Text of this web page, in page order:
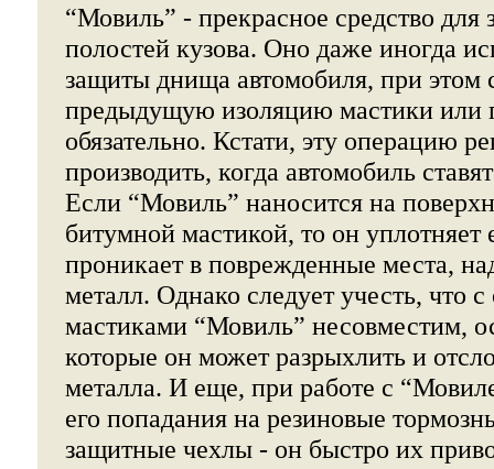
“Мовиль” - прекрасное средство
полостей кузова. Оно даже иногда
защиты днища автомобиля, при этом
предыдущую изоляцию мастики или
обязательно. Кстати, эту операцию
производить, когда автомобиль
Если “Мовиль” наносится на
битумной мастикой, то он уплотняет
проникает в поврежденные места,
металл. Однако следует учесть, что
мастиками “Мовиль” несовместим,
которые он может разрыхлить и
металла. И еще, при работе с
его попадания на резиновые
защитные чехлы - он быстро их